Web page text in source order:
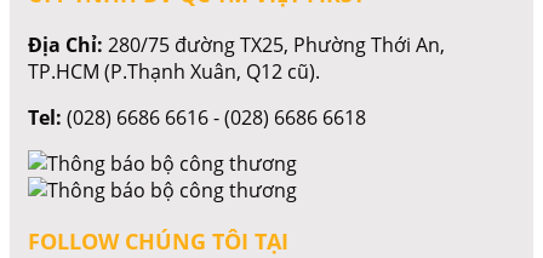
Địa Chỉ: 280/75 đường TX25, Phường Thới An,
TP.HCM (P.Thạnh Xuân, Q12 cũ).
Tel: (028) 6686 6616 - (028) 6686 6618
FOLLOW CHÚNG TÔI TẠI